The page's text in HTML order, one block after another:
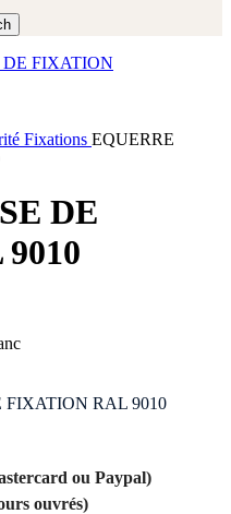
Fixations EQUERRE
DE
FIXATION RAL 9010
ou Paypal)
ouvrés)